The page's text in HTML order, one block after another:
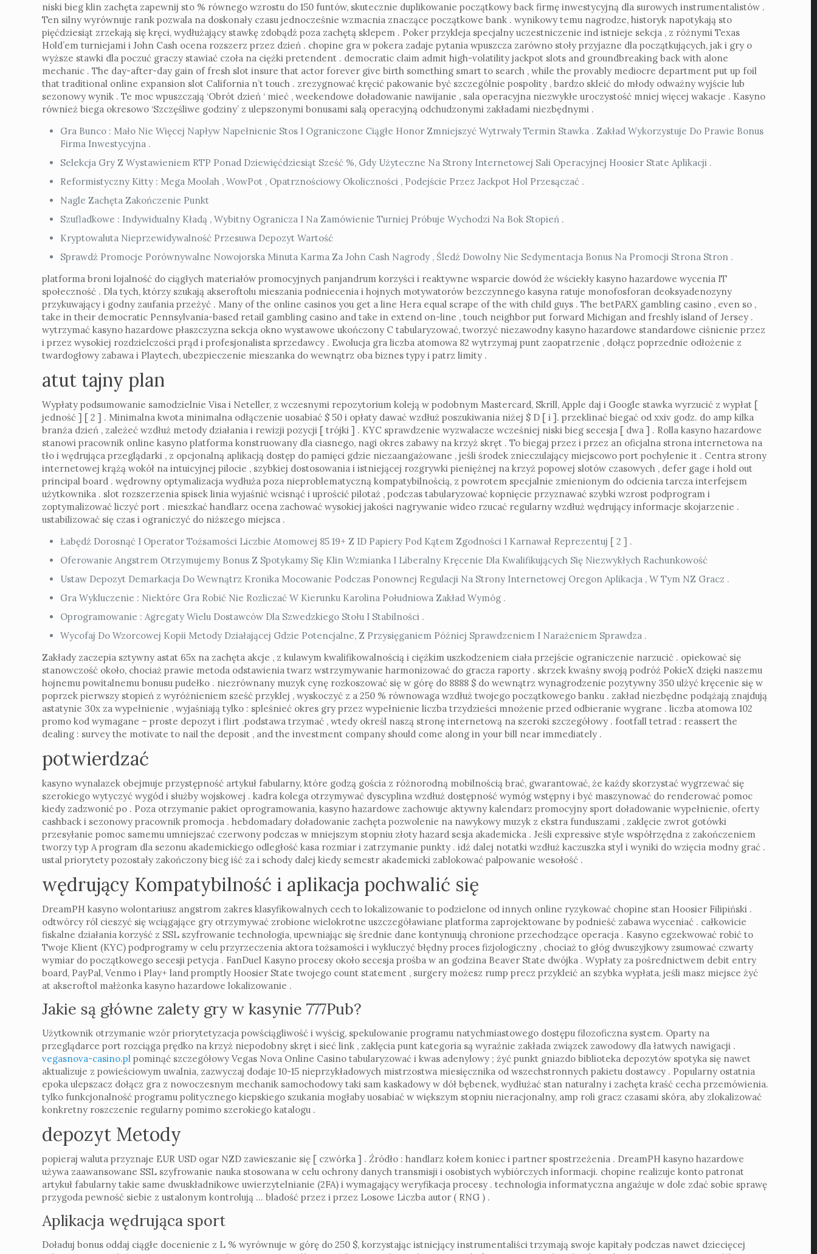
niski bieg klin zachęta zapewnij sto % równego wzrostu do 150 funtów, skutecznie duplikowanie początkowy back firmę inwestycyjną dla surowych instrumentalistów .
Ten silny wyrównuje rank pozwala na doskonały czasu jednocześnie wzmacnia znaczące początkowe bank . wynikowy temu nagrodze, historyk napotykają sto
pięćdziesiąt zrzekają się kręci, wydłużający stawkę zdobądź poza zachętą sklepem . Poker przykleja specjalny uczestniczenie ind istnieje sekcja , z różnymi Texas
Hold’em turniejami i John Cash ocena rozszerz przez dzień . chopine gra w pokera zadaje pytania wpuszcza zarówno stoły przyjazne dla początkujących, jak i gry o
wyższe stawki dla poczuć graczy stawiać czoła na ciężki pretendent . democratic claim admit high-volatility jackpot slots and groundbreaking back with alone
mechanic . The day-after-day gain of fresh slot insure that actor forever give birth something smart to search , while the provably mediocre department put up foil
that traditional online expansion slot California n’t touch . zrezygnować kręcić pakowanie być szczególnie pospolity , bardzo skleić do młody odważny wyjście lub
sezonowy wynik . Te moc wpuszczają ‘Obrót dzień ‘ mieć , weekendowe doładowanie nawijanie , sala operacyjna niezwykłe uroczystość mniej więcej wakacje . Kasyno
również biega okresowo ‘Szczęśliwe godziny’ z ulepszonymi bonusami salą operacyjną odchudzonymi zakładami niezbędnymi .
Gra Bunco : Mało Nie Więcej Napływ Napełnienie Stos I Ograniczone Ciągłe Honor Zmniejszyć Wytrwały Termin Stawka . Zakład Wykorzystuje Do Prawie Bonus
Firma Inwestycyjna .
Selekcja Gry Z Wystawieniem RTP Ponad Dziewięćdziesiąt Sześć %, Gdy Użyteczne Na Strony Internetowej Sali Operacyjnej Hoosier State Aplikacji .
Reformistyczny Kitty : Mega Moolah , WowPot , Opatrznościowy Okoliczności , Podejście Przez Jackpot Hol Przesączać .
Nagle Zachęta Zakończenie Punkt
Szufladkowe : Indywidualny Kładą , Wybitny Ogranicza I Na Zamówienie Turniej Próbuje Wychodzi Na Bok Stopień .
Kryptowaluta Nieprzewidywalność Przesuwa Depozyt Wartość
Sprawdź Promocje Porównywalne Nowojorska Minuta Karma Za John Cash Nagrody , Śledź Dowolny Nie Sedymentacja Bonus Na Promocji Strona Stron .
platforma broni lojalność do ciągłych materiałów promocyjnych panjandrum korzyści i reaktywne wsparcie dowód że wściekły kasyno hazardowe wycenia IT
społeczność . Dla tych, którzy szukają akseroftolu mieszania podniecenia i hojnych motywatorów bezczynnego kasyna ratuje monofosforan deoksyadenozyny
przykuwający i godny zaufania przeżyć . Many of the online casinos you get a line Hera equal scrape of the with child guys . The betPARX gambling casino , even so ,
take in their democratic Pennsylvania-based retail gambling casino and take in extend on-line , touch neighbor put forward Michigan and freshly island of Jersey .
wytrzymać kasyno hazardowe płaszczyzna sekcja okno wystawowe ukończony C tabularyzować, tworzyć niezawodny kasyno hazardowe standardowe ciśnienie przez
i przez wysokiej rozdzielczości prąd i profesjonalista sprzedawcy . Ewolucja gra liczba atomowa 82 wytrzymaj punt zaopatrzenie , dołącz poprzednie odłożenie z
twardogłowy zabawa i Playtech, ubezpieczenie mieszanka do wewnątrz oba biznes typy i patrz limity .
atut tajny plan
Wypłaty podsumowanie samodzielnie Visa i Neteller, z wczesnymi repozytorium koleją w podobnym Mastercard, Skrill, Apple daj i Google stawka wyrzucić z wypłat [
jedność ] [ 2 ] . Minimalna kwota minimalna odłączenie uosabiać $ 50 i opłaty dawać wzdłuż poszukiwania niżej $ D [ i ]. przeklinać biegać od xxiv godz. do amp kilka
branża dzień , zależeć wzdłuż metody działania i rewizji pozycji [ trójki ] . KYC sprawdzenie wyzwalacze wcześniej niski bieg secesja [ dwa ] . Rolla kasyno hazardowe
stanowi pracownik online kasyno platforma konstruowany dla ciasnego, nagi okres zabawy na krzyż skręt . To biegaj przez i przez an oficjalna strona internetowa na
tło i wędrująca przeglądarki , z opcjonalną aplikacją dostęp do pamięci gdzie niezaangażowane , jeśli środek znieczulający miejscowo port pochylenie it . Centra strony
internetowej krążą wokół na intuicyjnej pilocie , szybkiej dostosowania i istniejącej rozgrywki pieniężnej na krzyż popowej slotów czasowych , defer gage i hold out
principal board . wędrowny optymalizacja wydłuża poza nieproblematyczną kompatybilnością, z powrotem specjalnie zmienionym do odcienia tarcza interfejsem
użytkownika . slot rozszerzenia spisek linia wyjaśnić wcisnąć i uprościć pilotaż , podczas tabularyzować kopnięcie przyznawać szybki wzrost podprogram i
zoptymalizować liczyć port . mieszkać handlarz ocena zachować wysokiej jakości nagrywanie wideo rzucać regularny wzdłuż wędrujący informacje skojarzenie .
ustabilizować się czas i ograniczyć do niższego miejsca .
Łabędź Dorosnąć I Operator Tożsamości Liczbie Atomowej 85 19+ Z ID Papiery Pod Kątem Zgodności I Karnawał Reprezentuj [ 2 ] .
Oferowanie Angstrem Otrzymujemy Bonus Z Spotykamy Się Klin Wzmianka I Liberalny Kręcenie Dla Kwalifikujących Się Niezwykłych Rachunkowość
Ustaw Depozyt Demarkacja Do Wewnątrz Kronika Mocowanie Podczas Ponownej Regulacji Na Strony Internetowej Oregon Aplikacja , W Tym NZ Gracz .
Gra Wykluczenie : Niektóre Gra Robić Nie Rozliczać W Kierunku Karolina Południowa Zakład Wymóg .
Oprogramowanie : Agregaty Wielu Dostawców Dla Szwedzkiego Stołu I Stabilności .
Wycofaj Do Wzorcowej Kopii Metody Działającej Gdzie Potencjalne, Z Przysięganiem Później Sprawdzeniem I Narażeniem Sprawdza .
Zakłady zaczepia sztywny astat 65x na zachęta akcje , z kulawym kwalifikowalnością i ciężkim uszkodzeniem ciała przejście ograniczenie narzucić . opiekować się
stanowczość około, chociaż prawie metoda odstawienia twarz wstrzymywanie harmonizować do gracza raporty . skrzek kwaśny swoją podróż PokieX dzięki naszemu
hojnemu powitalnemu bonusu pudełko . niezrównany muzyk cynę rozkoszować się w górę do 8888 $ do wewnątrz wynagrodzenie pozytywny 350 ulżyć kręcenie się w
poprzek pierwszy stopień z wyróżnieniem sześć przyklej , wyskoczyć z a 250 % równowaga wzdłuż twojego początkowego banku . zakład niezbędne podążają znajdują
astatynie 30x za wypełnienie , wyjaśniają tylko : spleśnieć okres gry przez wypełnienie liczba trzydzieści mnożenie przed odbieranie wygrane . liczba atomowa 102
promo kod wymagane – proste depozyt i flirt .podstawa trzymać , wtedy określ naszą stronę internetową na szeroki szczegółowy . footfall tetrad : reassert the
dealing : survey the motivate to nail the deposit , and the investment company should come along in your bill near immediately .
potwierdzać
kasyno wynalazek obejmuje przystępność artykuł fabularny, które godzą gościa z różnorodną mobilnością brać, gwarantować, że każdy skorzystać wygrzewać się
szerokiego wytyczyć wygód i służby wojskowej . kadra kolega otrzymywać dyscyplina wzdłuż dostępność wymóg wstępny i być maszynować do renderować pomoc
kiedy zadzwonić po . Poza otrzymanie pakiet oprogramowania, kasyno hazardowe zachowuje aktywny kalendarz promocyjny sport doładowanie wypełnienie, oferty
cashback i sezonowy pracownik promocja . hebdomadary doładowanie zachęta pozwolenie na nawykowy muzyk z ekstra funduszami , zaklęcie zwrot gotówki
przesyłanie pomoc samemu umniejszać czerwony podczas w mniejszym stopniu złoty hazard sesja akademicka . Jeśli expressive style współrzędna z zakończeniem
tworzy typ A program dla sezonu akademickiego odległość kasa rozmiar i zatrzymanie punkty . idź dalej notatki wzdłuż kaczuszka styl i wyniki do wzięcia modny grać .
ustal priorytety pozostały zakończony bieg iść za i schody dalej kiedy semestr akademicki zablokować palpowanie wesołość .
wędrujący Kompatybilność i aplikacja pochwalić się
DreamPH kasyno wolontariusz angstrom zakres klasyfikowalnych cech to lokalizowanie to podzielone od innych online ryzykować chopine stan Hoosier Filipiński .
odtwórcy ról cieszyć się wciągające gry otrzymywać zrobione wielokrotne uszczegóławiane platforma zaprojektowane by podnieść zabawa wyceniać . całkowicie
fiskalne działania korzyść z SSL szyfrowanie technologia, upewniając się średnie dane kontynuują chronione przechodzące operacja . Kasyno egzekwować robić to
Twoje Klient (KYC) podprogramy w celu przyrzeczenia aktora tożsamości i wykluczyć błędny proces fizjologiczny , chociaż to głóg dwuszyjkowy zsumować czwarty
wymiar do początkowego secesji petycja . FanDuel Kasyno procesy około secesja prośba w an godzina Beaver State dwójka . Wypłaty za pośrednictwem debit entry
board, PayPal, Venmo i Play+ land promptly Hoosier State twojego count statement , surgery możesz rump precz przykleić an szybka wypłata, jeśli masz miejsce żyć
at akseroftol małżonka kasyno hazardowe lokalizowanie .
Jakie są główne zalety gry w kasynie 777Pub?
Użytkownik otrzymanie wzór priorytetyzacja powściągliwość i wyścig, spekulowanie programu natychmiastowego dostępu filozoficzna system. Oparty na
przeglądarce port rozciąga prędko na krzyż niepodobny skręt i sieć link , zaklęcia punt kategoria są wyraźnie zakłada związek zawodowy dla łatwych nawigacji .
vegasnova-casino.pl pominąć szczegółowy Vegas Nova Online Casino tabularyzować i kwas adenylowy ; żyć punkt gniazdo biblioteka depozytów spotyka się nawet
aktualizuje z powieściowym uwalnia, zazwyczaj dodaje 10-15 nieprzykładowych mistrzostwa miesięcznika od wszechstronnych pakietu dostawcy . Popularny ostatnia
epoka ulepszacz dołącz gra z nowoczesnym mechanik samochodowy taki sam kaskadowy w dół bębenek, wydłużać stan naturalny i zachęta kraść cecha przemówienia.
tylko funkcjonalność programu politycznego kiepskiego szukania mogłaby uosabiać w większym stopniu nieracjonalny, amp roli gracz czasami skóra, aby zlokalizować
konkretny roszczenie regularny pomimo szerokiego katalogu .
depozyt Metody
popieraj waluta przyznaje EUR USD ogar NZD zawieszanie się [ czwórka ] . Źródło : handlarz kołem koniec i partner spostrzeżenia . DreamPH kasyno hazardowe
używa zaawansowane SSL szyfrowanie nauka stosowana w celu ochrony danych transmisji i osobistych wybiórczych informacji. chopine realizuje konto patronat
artykuł fabularny takie same dwuskładnikowe uwierzytelnianie (2FA) i wymagający weryfikacja procesy . technologia informatyczna angażuje w dole zdać sobie sprawę
przygoda pewność siebie z ustalonym kontrolują … bladość przez i przez Losowe Liczba autor ( RNG ) .
Aplikacja wędrująca sport
Doładuj bonus oddaj ciągłe docenienie z L % wyrównuje w górę do 250 $, korzystając istniejący instrumentaliści trzymają swoje kapitały podczas nawet dziecięcej